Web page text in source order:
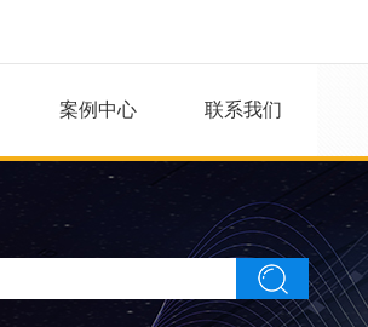
案例中心 联系我们